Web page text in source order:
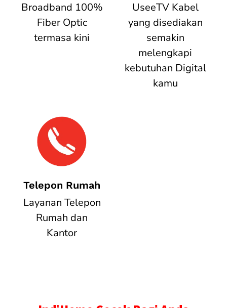
Broadband 100%
Fiber Optic
termasa kini
UseeTV Kabel
yang disediakan
semakin
melengkapi
kebutuhan Digital
kamu
Telepon Rumah
Layanan Telepon
Rumah dan
Kantor